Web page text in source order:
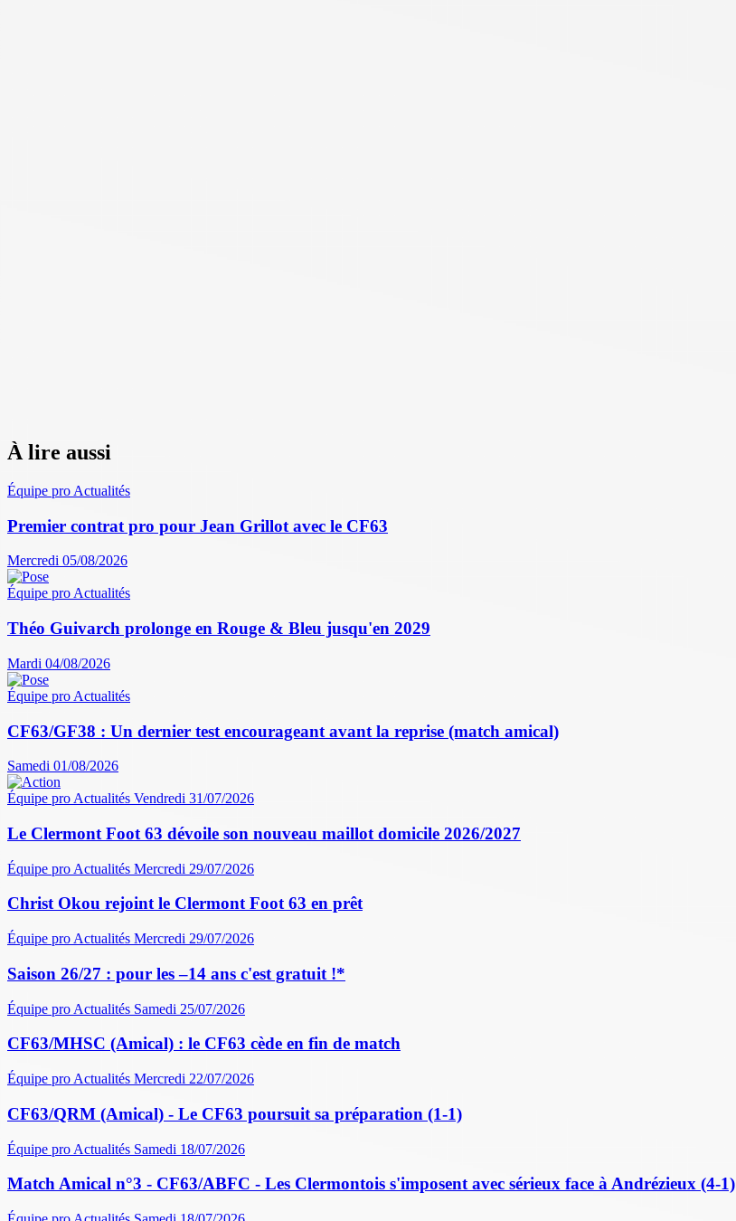
À lire aussi
Équipe pro Actualités
Premier contrat pro pour Jean Grillot avec le CF63
Mercredi 05/08/2026
Équipe proActualités
Théo Guivarch prolonge en Rouge & Bleu jusqu'en 2029
Mardi 04/08/2026
Équipe pro Actualités
CF63/GF38 : Un dernier test encourageant avant la reprise (match amical)
Samedi 01/08/2026
Équipe pro Actualités Vendredi 31/07/2026
Le Clermont Foot 63 dévoile son nouveau maillot domicile 2026/2027
Équipe pro Actualités Mercredi 29/07/2026
Christ Okou rejoint le Clermont Foot 63 en prêt
Équipe pro Actualités Mercredi 29/07/2026
Saison 26/27 : pour les –14 ans c'est gratuit !*
Équipe pro Actualités Samedi 25/07/2026
CF63/MHSC (Amical) : le CF63 cède en fin de match
Équipe pro Actualités Mercredi 22/07/2026
CF63/QRM (Amical) - Le CF63 poursuit sa préparation (1-1)
Équipe pro Actualités Samedi 18/07/2026
Match Amical n°3 - CF63/ABFC - Les Clermontois s'imposent avec sérieux face à Andrézieux (4-1)